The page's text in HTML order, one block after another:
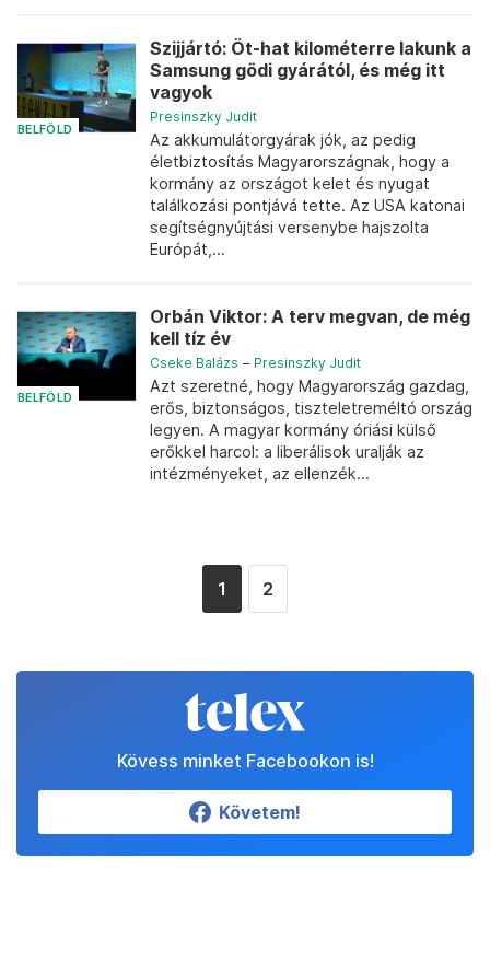
BELFÖLD
Szijjártó: Öt-hat kilométerre lakunk a
Samsung gödi gyárától, és még itt
vagyok
Presinszky Judit
Az akkumulátorgyárak jók, az pedig
életbiztosítás Magyarországnak, hogy a
kormány az országot kelet és nyugat
találkozási pontjává tette. Az USA katonai
segítségnyújtási versenybe hajszolta
Európát,...
BELFÖLD
Orbán Viktor: A terv megvan, de még
kell tíz év
Cseke Balázs – Presinszky Judit
Azt szeretné, hogy Magyarország gazdag,
erős, biztonságos, tiszteletreméltó ország
legyen. A magyar kormány óriási külső
erőkkel harcol: a liberálisok uralják az
intézményeket, az ellenzék...
1 2
Kövess minket Facebookon is!
Követem!